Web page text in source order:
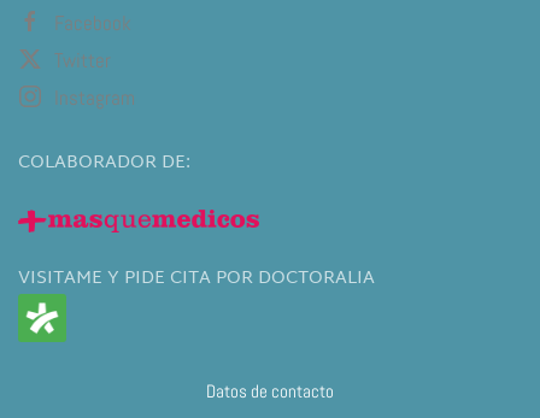
Facebook
Twitter
Instagram
COLABORADOR DE:
VISITAME Y PIDE CITA POR DOCTORALIA
Datos de contacto